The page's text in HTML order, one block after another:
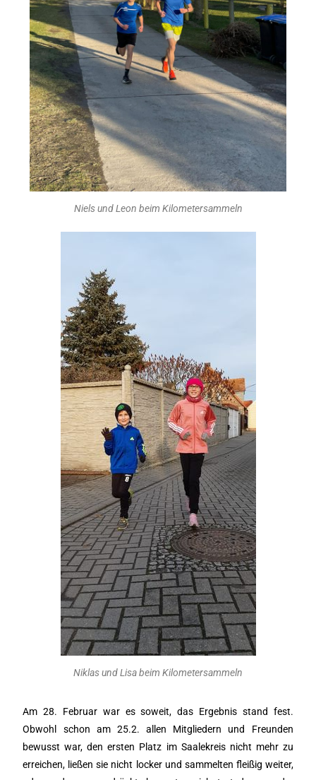
Niels und Leon beim Kilometersammeln
Niklas und Lisa beim Kilometersammeln
Am 28. Februar war es soweit, das Ergebnis stand fest.
Obwohl schon am 25.2. allen Mitgliedern und Freunden
bewusst war, den ersten Platz im Saalekreis nicht mehr zu
erreichen, ließen sie nicht locker und sammelten fleißig weiter,